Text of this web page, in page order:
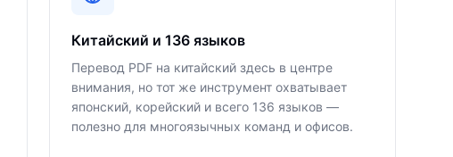
Китайский и 136 языков
Перевод PDF на китайский здесь в центре
внимания, но тот же инструмент охватывает
японский, корейский и всего 136 языков —
полезно для многоязычных команд и офисов.